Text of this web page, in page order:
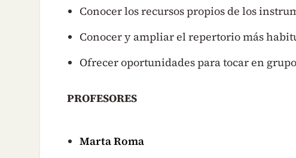
Conocer los recursos propios de los
Conocer y ampliar el repertorio más
Ofrecer oportunidades para tocar en
PROFESORES
Marta Roma